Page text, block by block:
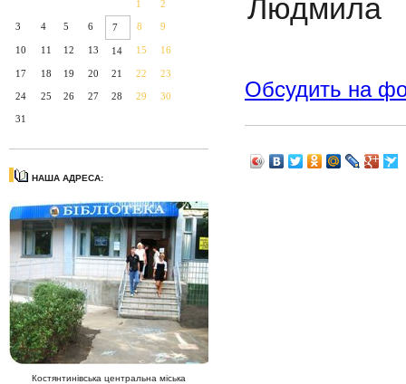
1 2
3 4 5 6 7 8 9
10 11 12 13 14 15 16
17 18 19 20 21 22 23
24 25 26 27 28 29 30
31
НАША АДРЕСА:
Костянтинівська центральна міська
Людмила
Обсудить на